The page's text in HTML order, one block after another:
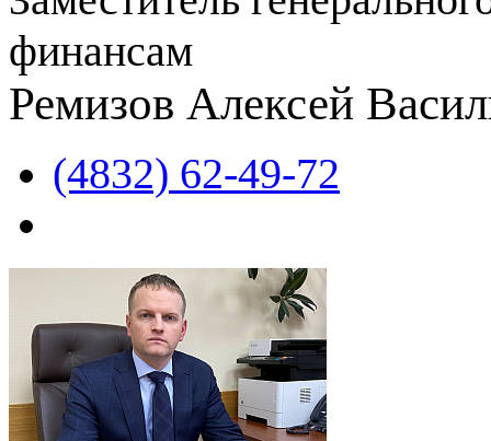
финансам
Ремизов Алексей
(4832) 62-49-72